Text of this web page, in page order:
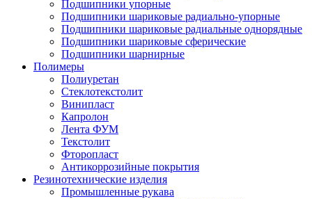
Подшипники упорные
Подшипники шариковые радиально-упорные
Подшипники шариковые радиальные однорядные
Подшипники шариковые сферические
Подшипники шарнирные
Полимеры
Полиуретан
Стеклотекстолит
Винипласт
Капролон
Лента ФУМ
Текстолит
Фторопласт
Антикоррозийные покрытия
Резинотехнические изделия
Промышленные рукава